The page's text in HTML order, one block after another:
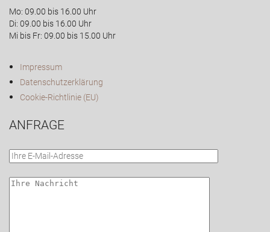
Mo: 09.00 bis 16.00 Uhr
Di: 09.00 bis 16.00 Uhr
Mi bis Fr: 09.00 bis 15.00 Uhr
Impressum
Datenschutzerklärung
Cookie-Richtlinie (EU)
ANFRAGE